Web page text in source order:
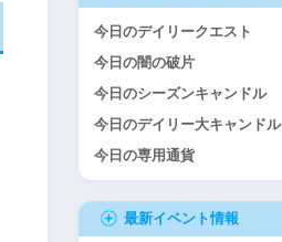
今日のデイリークエスト
今日の闇の破片
今日のシーズンキャンドル
今日のデイリー大キャンドル
今日の専用通貨
最新イベント情報